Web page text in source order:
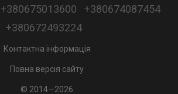
+380675013600
+380674087454
+380672493224
Контактна інформація
Повна версія сайту
© 2014—2026